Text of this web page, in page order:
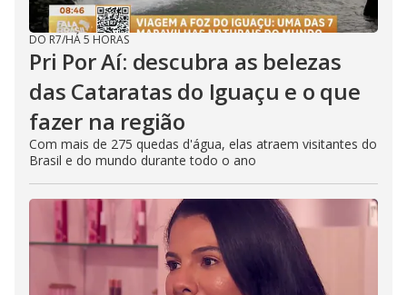
DO R7/HÁ 5 HORAS
Pri Por Aí: descubra as belezas
das Cataratas do Iguaçu e o que
fazer na região
Com mais de 275 quedas d'água, elas atraem visitantes do
Brasil e do mundo durante todo o ano